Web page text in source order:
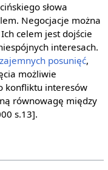
słowa
Negocjacje można
celem jest dojście
interesach.
posunięć,
możliwie
konfliktu interesów
równowagę między
s.13].